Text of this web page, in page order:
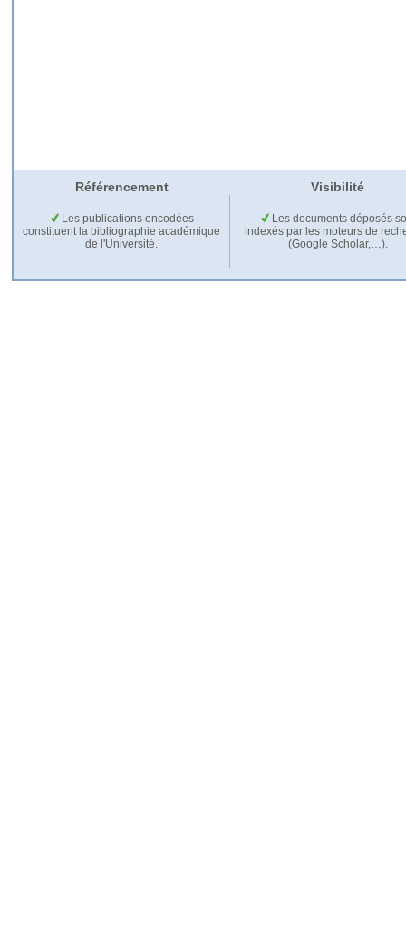
Référencement Visibilité
Les publications encodées
constituent la bibliographie académique
de l'Université.
Les documents déposés
indexés par les moteurs de
(Google Scholar,…).